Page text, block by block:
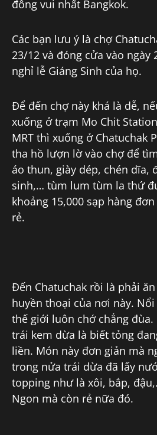
đông vui nhất Bangkok.
Các bạn lưu ý là chợ
23/12 và đóng cửa vào ngày
nghỉ lễ Giáng Sinh của họ.
Để đến chợ này khá là dễ,
xuống ở trạm Mo Chit
MRT thì xuống ở Chatuchak
tha hồ lượn lờ vào chợ để
áo thun, giày dép, chén dĩa,
sinh,… tùm lum tùm la thứ
khoảng 15,000 sạp hàng
rẻ.
Đến Chatuchak rồi là phải
huyền thoại của nơi này.
thế giới luôn chớ chẳng
trái kem dừa là biết tỏng
liền. Món này đơn giản mà
trong nửa trái dừa đã lấy
topping như là xôi, bắp,
Ngon mà còn rẻ nữa đó.